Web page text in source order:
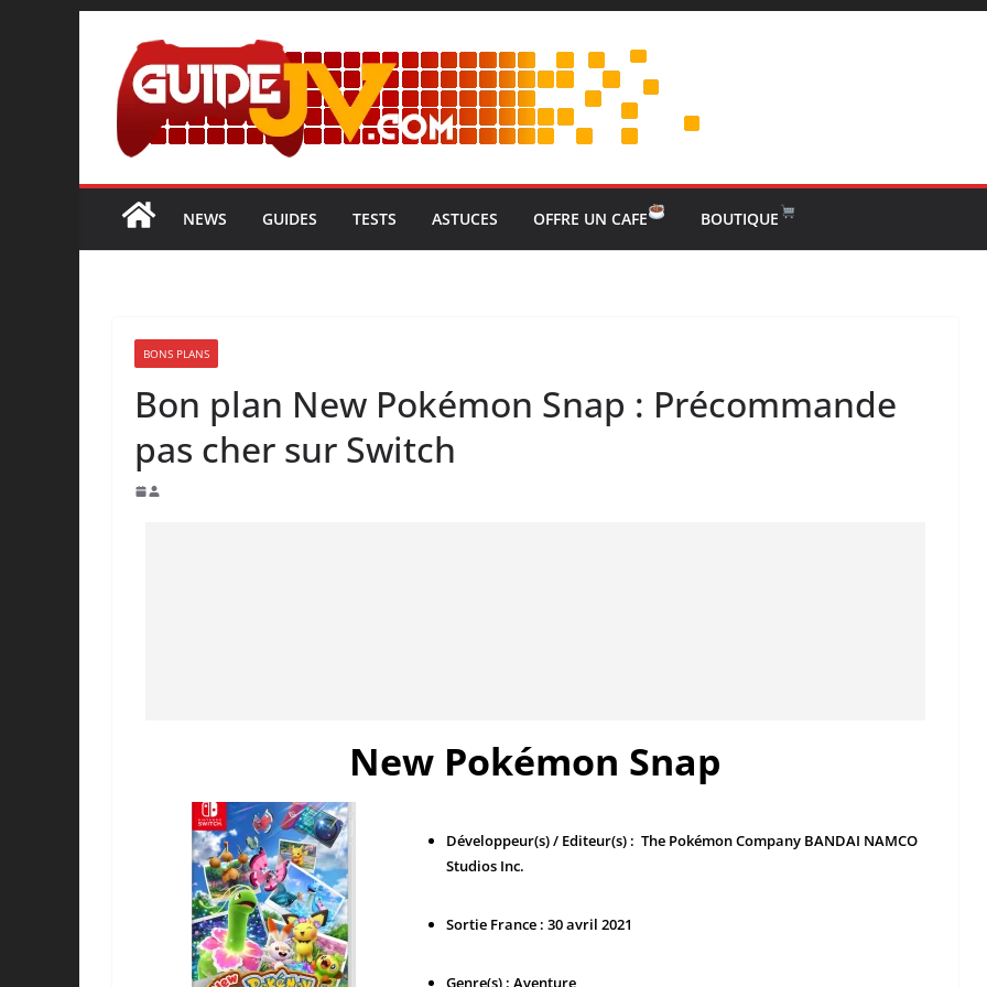
NEWS GUIDES TESTS ASTUCES OFFRE UN CAFE BOUTIQUE
BONS PLANS
Bon plan New Pokémon Snap : Précommande
pas cher sur Switch
New Pokémon Snap
Développeur(s) / Editeur(s) : The Pokémon Company BANDAI NAMCO
Studios Inc.
Sortie France : 30 avril 2021
Genre(s) : Aventure